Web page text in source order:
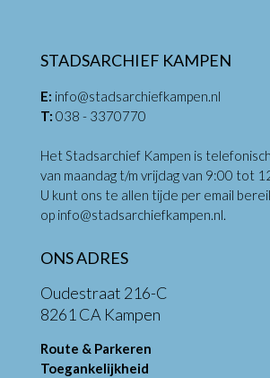
STADSARCHIEF KAMPEN
E: info@stadsarchiefkampen.nl
T: 038 - 3370770
Het Stadsarchief Kampen is
van maandag t/m vrijdag van 9:00 tot
U kunt ons te allen tijde per email
op info@stadsarchiefkampen.nl.
ONS ADRES
Oudestraat 216-C
8261 CA Kampen
Route & Parkeren
Toegankelijkheid